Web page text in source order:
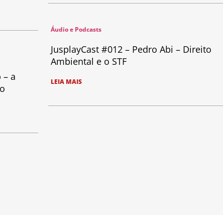
a
Áudio e Podcasts
JusplayCast #012 – Pedro Abi – Direito
Ambiental e o STF
LEIA MAIS